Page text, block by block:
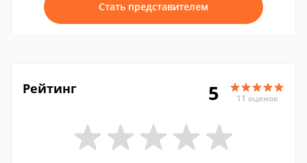
Стать представителем
Рейтинг 5 11 оценок